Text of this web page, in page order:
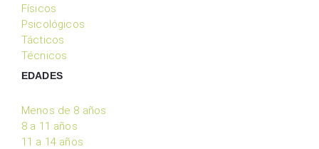
Físicos
Psicológicos
Tácticos
Técnicos
EDADES
Menos de 8 años
8 a 11 años
11 a 14 años